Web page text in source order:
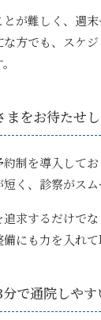
とが難しく、週
方でも、スケ
まをお待たせ
制を導入してお
く、診察がスム
求するだけで
にも力を入れて
で通院しやす